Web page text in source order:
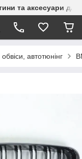
та аксесуари
автотюнінг